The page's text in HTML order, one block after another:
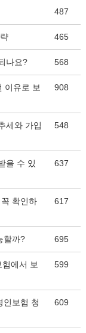
487
465
나요? 568
이유로 보
908
세와 가입
548
을 수 있
637
확인하
617
할까? 695
에서 보
599
인보험 청
609